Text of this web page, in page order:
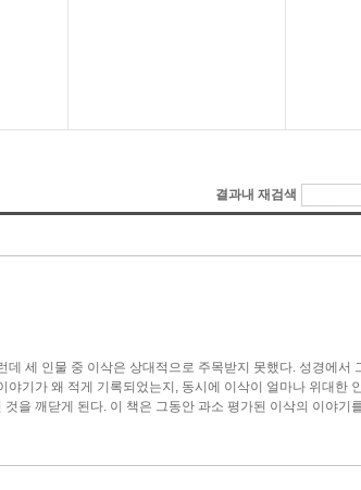
결과내 재검색
세 인물 중 이삭은 상대적으로 주목받지 못했다. 성경에서
기가 왜 적게 기록되었는지, 동시에 이삭이 얼마나 위대한
을 깨닫게 된다. 이 책은 그동안 과소 평가된 이삭의 이야기